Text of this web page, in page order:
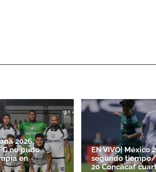
2026
no pudo
en
EN VIVO| México
segundo
20 Concacaf